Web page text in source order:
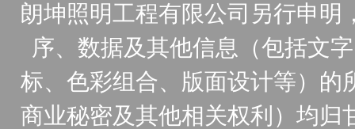
朗坤照明工程有限公司另行申
序、数据及其他信息（包括文
标、色彩组合、版面设计等）的
商业秘密及其他相关权利）均归